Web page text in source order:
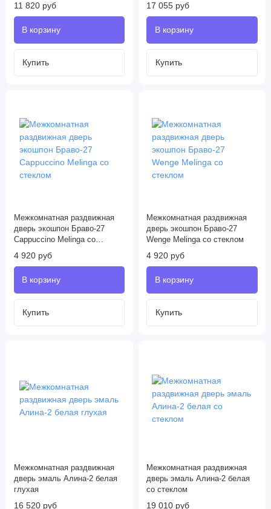
11 820 руб 17 055 руб
Межкомнатная раздвижная
дверь экошпон Браво-27
Cappuccino Melinga со
стеклом
4 920 руб
Межкомнатная раздвижная
дверь экошпон Браво-27
Wenge Melinga со стеклом
4 920 руб
Межкомнатная раздвижная
дверь эмаль Алина-2 белая
глухая
16 520 руб
Межкомнатная раздвижная
дверь эмаль Алина-2 белая
со стеклом
19 010 руб